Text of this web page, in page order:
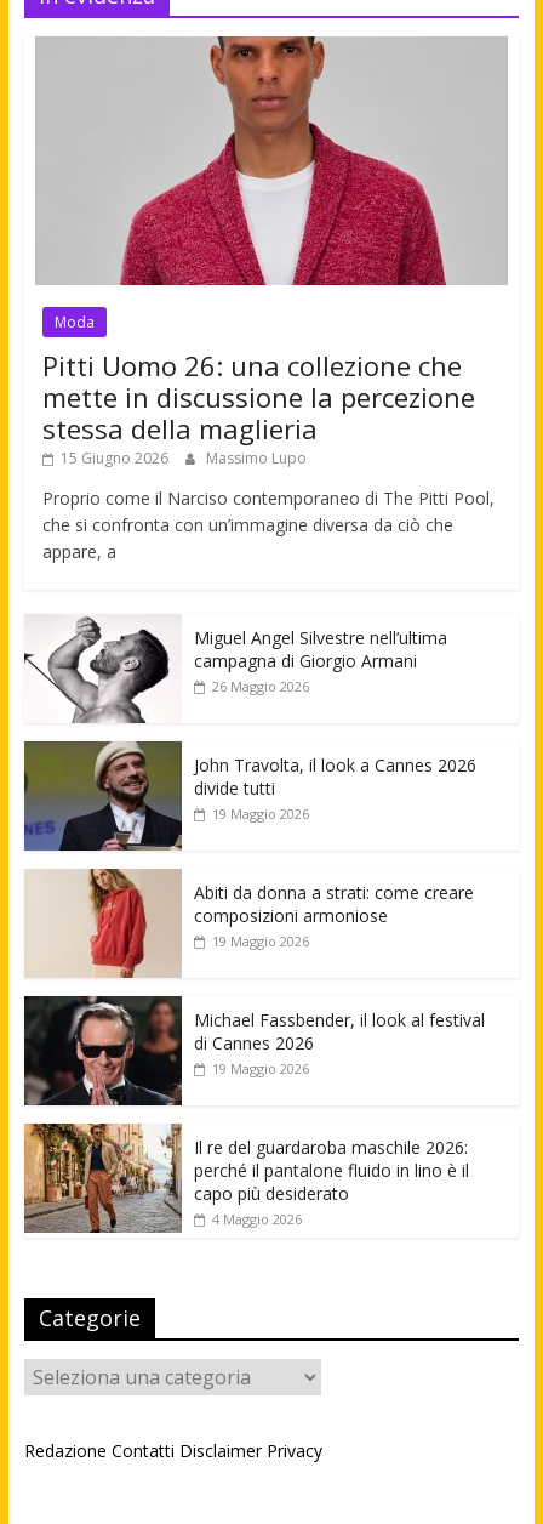
Moda
Pitti Uomo 26: una collezione che
mette in discussione la percezione
stessa della maglieria
15 Giugno 2026 Massimo Lupo
Proprio come il Narciso contemporaneo di The Pitti Pool,
che si confronta con un’immagine diversa da ciò che
appare, a
Miguel Angel Silvestre nell’ultima
campagna di Giorgio Armani
26 Maggio 2026
John Travolta, il look a Cannes 2026
divide tutti
19 Maggio 2026
Abiti da donna a strati: come creare
composizioni armoniose
19 Maggio 2026
Michael Fassbender, il look al festival
di Cannes 2026
19 Maggio 2026
Il re del guardaroba maschile 2026:
perché il pantalone fluido in lino è il
capo più desiderato
4 Maggio 2026
Categorie
Categorie
Redazione Contatti Disclaimer Privacy